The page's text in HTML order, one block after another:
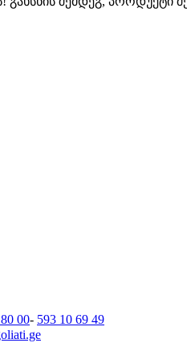
00- 593 10 69 49